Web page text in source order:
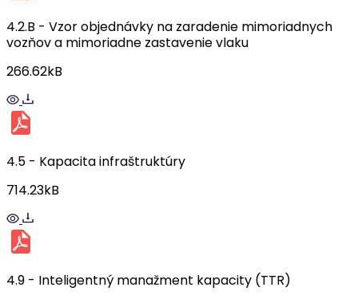
4.2.B - Vzor objednávky na zaradenie mimoriadnych
vozňov a mimoriadne zastavenie vlaku
266.62kB
4.5 - Kapacita infraštruktúry
714.23kB
4.9 - Inteligentný manažment kapacity (TTR)